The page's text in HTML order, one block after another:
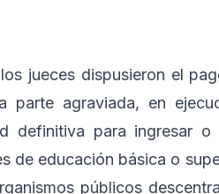
jueces dispusieron el
parte agraviada, en
definitiva para ingresar
de educación básica o
públicos